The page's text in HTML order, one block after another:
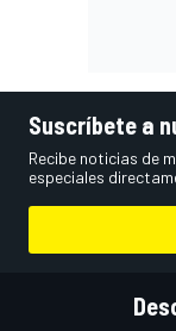
Suscríbete a
Recibe noticias de
especiales